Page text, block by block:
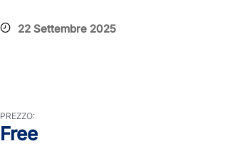
22 Settembre 2025
PREZZO:
Free